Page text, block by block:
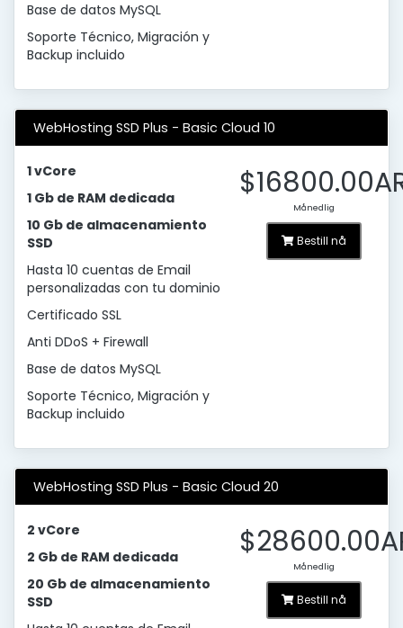
Base de datos MySQL
Soporte Técnico, Migración y
Backup incluido
WebHosting SSD Plus - Basic Cloud 10
1 vCore
1 Gb de RAM dedicada
10 Gb de almacenamiento
SSD
Hasta 10 cuentas de Email
personalizadas con tu dominio
Certificado SSL
Anti DDoS + Firewall
Base de datos MySQL
Soporte Técnico, Migración y
Backup incluido
Månedlig
Bestill nå
WebHosting SSD Plus - Basic Cloud 20
2 vCore
2 Gb de RAM dedicada
20 Gb de almacenamiento
SSD
Månedlig
Bestill nå